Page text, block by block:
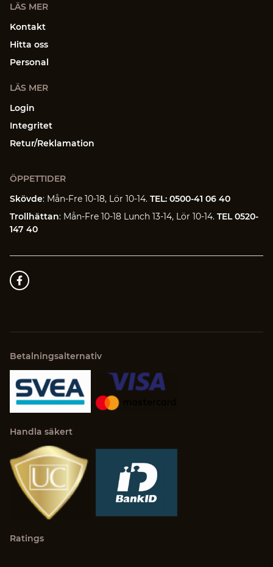
LÄS MER
Kontakt
Hitta oss
Personal
LÄS MER
Login
Integritet
Retur/Reklamation
ÖPPETTIDER
Skövde: Mån-Fre 10-18, Lör 10-14. TEL: 0500-41 06 40
Trollhättan: Mån-Fre 10-18 Lunch 13-14, Lör 10-14. TEL 0520-
147 40
Betalningsalternativ
Handla säkert
Ratings